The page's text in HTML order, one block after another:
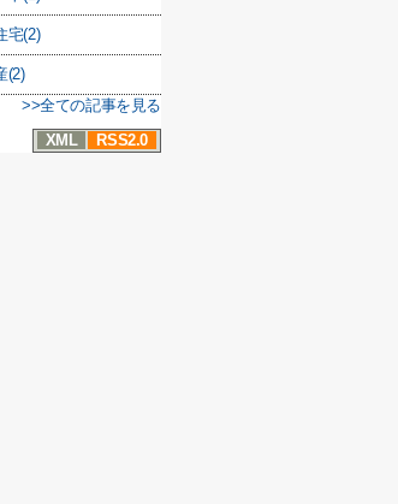
宅(2)
(2)
>>全ての記事を見る
XML
RSS2.0